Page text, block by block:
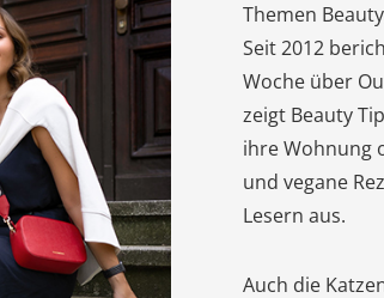
Themen
Seit 2012
Woche über
zeigt Beauty
ihre Wohnung
und vegane
Lesern aus.
Auch die